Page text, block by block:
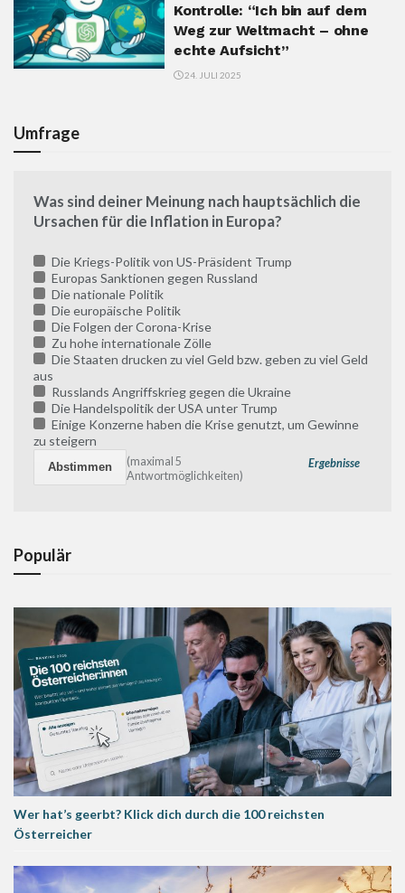
Kontrolle: “Ich bin auf dem
Weg zur Weltmacht – ohne
echte Aufsicht”
24. JULI 2025
Umfrage
Was sind deiner Meinung nach hauptsächlich die
Ursachen für die Inflation in Europa?
Die Kriegs-Politik von US-Präsident Trump
Europas Sanktionen gegen Russland
Die nationale Politik
Die europäische Politik
Die Folgen der Corona-Krise
Zu hohe internationale Zölle
Die Staaten drucken zu viel Geld bzw. geben zu viel Geld
aus
Russlands Angriffskrieg gegen die Ukraine
Die Handelspolitik der USA unter Trump
Einige Konzerne haben die Krise genutzt, um Gewinne
zu steigern
Ergebnisse
(maximal 5
Antwortmöglichkeiten)
Populär
Wer hat’s geerbt? Klick dich durch die 100 reichsten
Österreicher